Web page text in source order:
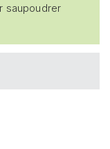
saupoudrer